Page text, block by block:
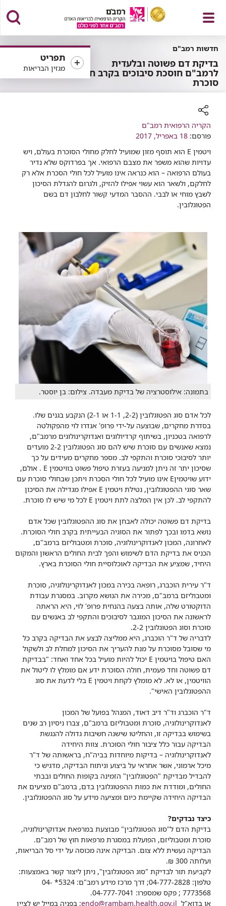
פתח
תפריט
תפריט
מגזין הבריאות
חדשות רמב"ם
בדיקת דם פשוטה ובלעדית
לרמב"ם חוסכת סיבוכים בקרב חולי
סוכרת
רכיב
שיתוף
הקריה הרפואית רמב"ם
פורסם: 18 באפריל, 2017
ויטמין E הוא תוסף מזון שמועיל לחלק מחולי הסוכרת בעולם, ויש
עדויות שהוא משפר את מצבם הרפואי. אך בפרדוקס שלא נדיר
בעולם הרפואה – הוא כנראה אינו מועיל לכל חולי הסכרת אלא רק
לחלקם, ולשאר הוא עשוי אפילו להזיק, ולגרום להגדלת הסיכון
לשבץ מוחי או לבבי. ההסבר המדעי קשור לחלבון דם בשם
הפטוגלובין.
בתמונה: אילוסטרציה של בדיקת מעבדה. צילום: בן יוסטר.
לכל אדם סוג הפטוגלובין (2-2, 1-1 או 2-1) הנקבע בגנים שלו.
בסדרת מחקרים, שבוצעה על-ידי פרופ' אנדרו לוי מהפקולטה
לרפואה בטכניון, בשיתוף קרדיולוגים ואנדוקרינולוגים מרמב"ם,
נמצא שאנשים עם סוכרת שיש להם סוג הפטוגלובין 2-2 מועדים
יותר לסיבוכי סוכרת והתקפי לב. מספר מחקרים מעידים על כך
שסיכון יתר זה ניתן למניעה בעזרת טיפול פשוט בוויטמין E . אולם,
ידוע שויטמיןE אינו מועיל לכל חולי הסכרת ויתכן שבחולי סוכרת עם
שאר סוגי ההפטוגלובין, נטילת ויטמין E אפילו מגדילה את הסיכון
להתקפי לב. לכן אין המלצה לתת ויטמין E לכל מי שיש לו סוכרת.
בדיקת דם פשוטה יכולה לאבחן את סוג ההפטוגלובין שכל אדם
נושא בדמו ובכך לפתור את הסוגיה הבעייתית בקרב חולי הסוכרת.
לאחרונה, המכון לאנדוקרינולוגיה, סוכרת ומטבוליזם ברמב"ם,
הכניס את בדיקת הדם לשימוש והפך לבית החולים הראשון והמקום
היחיד, שמציע את הבדיקה לאוכלוסיית חולי הסוכרת בארץ.
ד"ר עירית הוכברג, רופאה בכירה במכון לאנדוקרינולוגיה, סוכרת
ומטבוליזם ברמב"ם, מכירה את הנושא מקרוב. במסגרת עבודת
הדוקטורט שלה, אותה בצעה בהנחית פרופ' לוי, היא הראתה
לראשונה את הסיכון המוגבר לסיבוכים והתקפי לב באנשים עם
סוכרת וסוג הפטוגלובין 2-2.
לדבריה של ד"ר הוכברג, היא ממליצה לבצע את הבדיקה בקרב כל
מי שסובל מסוכרת על מנת להעריך את הסיכון למחלת לב ולשקול
האם טיפול בויטמין E יכול להיות מועיל בכל אחד ואחד: "בבדיקת
דם פשוטה וחד פעמית, חולה הסוכרת ידע אם מומלץ לו ליטול את
הוויטמין, או לא. לא מומלץ לקחת ויטמין E בלי לדעת את סוג
ההפטוגלובין האישי".
ד"ר הוכברג וד"ר דיב דאוד, המנהל בפועל של המכון
לאנדוקרינולוגיה, סוכרת ומטבוליזם ברמב"ם, צברו ניסיון רב שנים
בשימוש בבדיקה זו, והחליטו שישנה חשיבות גדולה להנגשת
הבדיקה עבור כלל ציבור חולי הסוכרת. צוות היחידה
לאנדוקרינולוגיה – בדיקות מיוחדות בביה"ח, בראשותה של ד"ר
מיכל ארמוני, אשר אחראי על ביצוע וניתוח הבדיקה, מדגיש כי
להבדיל מבדיקת "הפטוגלובין" הזמינה בקופות החולים ובבתי
החולים, ומודדת את כמות ההפטוגלובין בדם, ברמב"ם מציעים את
הבדיקה היחידה שקיימת כיום ומציעה מידע על סוג ההפטוגלובין.
כיצד נבדקים?
בדיקת הדם ל"סוג הפטוגלובין" מבוצעת במרפאת אנדוקרינולוגיה,
סוכרת ומטבוליזם, הפועלת במסגרת מרפאות חוץ של רמב"ם.
הבדיקה נעשית ללא צום. הבדיקה אינה מכוסה על ידי סל הבריאות,
ועלותה 300 ₪.
לקביעת תור לבדיקת "סוג הפטוגלובין", ניתן ליצור קשר באמצעות:
טלפון: 04-777-2828; דרך מרכז מידע רמב"ם: 5324* 04-
7773568 ; פקס שמספרו: 04-777-7041.
או בדוא"ל endo@rambam.health.gov.il; בפניה במייל יש לציין